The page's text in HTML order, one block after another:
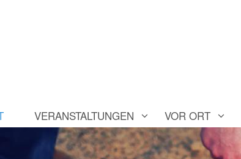
VERANSTALTUNGEN VOR ORT